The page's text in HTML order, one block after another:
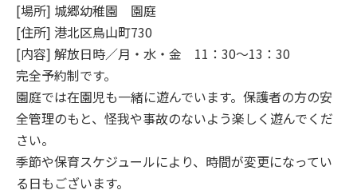
[場所] 城郷幼稚園 園庭
[住所] 港北区鳥山町730
[内容] 解放日時／月・水・金 11：30～13：30
完全予約制です。
園庭では在園児も一緒に遊んでいます。保護者の方の安
全管理のもと、怪我や事故のないよう楽しく遊んでくだ
さい。
季節や保育スケジュールにより、時間が変更になってい
る日もございます。